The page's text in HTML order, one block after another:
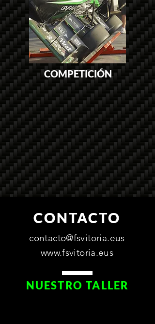
COMPETICIÓN
CONTACTO
contacto@fsvitoria.eus
www.fsvitoria.eus
NUESTRO TALLER